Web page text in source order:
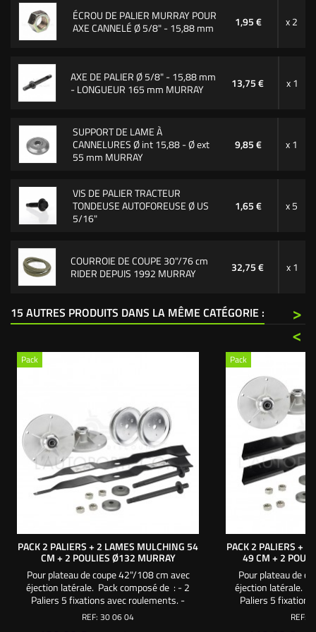
ÉCROU DE PALIER MURRAY POUR
AXE CANNELÉ Ø 5/8" - 15,88 mm
1,95 € x 2
AXE DE PALIER Ø 5/8" - 15,88 mm
- LONGUEUR 165 mm MURRAY
13,75 € x 1
SUPPORT DE LAME À
CANNELURES Ø int 15,88 - Ø ext
55 mm MURRAY
9,85 € x 1
VIS DE PALIER TRACTEUR
TONDEUSE AUTOFOREUSE Ø US
5/16"
1,65 € x 5
COURROIE DE COUPE 30"/76 cm
RIDER DEPUIS 1992 MURRAY
32,75 € x 1
15 AUTRES PRODUITS DANS LA MÊME CATÉGORIE :
>
<
Pack
PACK 2 PALIERS + 2 LAMES MULCHING 54
CM + 2 POULIES Ø132 MURRAY
Pour plateau de coupe 42"/108 cm avec
éjection latérale. Pack composé de : - 2
Paliers 5 fixations avec roulements. -
2 Lames mulching 54 cm. - 2 Poulies Øext
REF: 30 06 04
Pack
PACK 2 PALIERS + 2
49 CM + 2
Pour plateau de
éjection latérale.
Paliers 5
2 Lames
REF: